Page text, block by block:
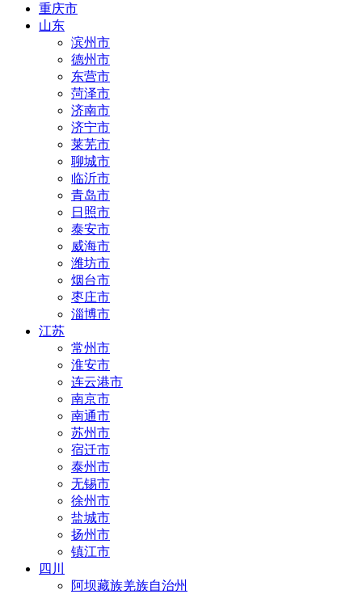
重庆市
山东
滨州市
德州市
东营市
菏泽市
济南市
济宁市
莱芜市
聊城市
临沂市
青岛市
日照市
泰安市
威海市
潍坊市
烟台市
枣庄市
淄博市
江苏
常州市
淮安市
连云港市
南京市
南通市
苏州市
宿迁市
泰州市
无锡市
徐州市
盐城市
扬州市
镇江市
四川
阿坝藏族羌族自治州